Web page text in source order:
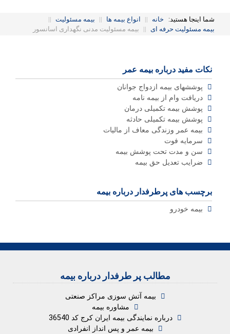
شما اینجا هستید: خانه || انواع بیمه ها || بیمه مسئولیت ||
بیمه مسئولیت حرفه ای || بیمه مسئولیت مدنی نگهداری اسانسور
نکات مفید درباره بیمه عمر
پوششهای بیمه ازدواج جوانان
دریافت وام از بیمه نامه
پوشش بیمه تکمیلی درمان
پوشش بیمه تکمیلی حادثه
بیمه عمر وزندگی معاف از مالیات
سرمایه فوت
سن و مدت تحت پوشش بیمه
ضرایب تعدیل حق بیمه
برچسب های پرطرفدار درباره بیمه
بیمه خودرو
مطالب پر طرفدار درباره بیمه
بیمه آتش سوزی مراکز صنعتی
مشاوره بیمه
درباره نمایندگی بیمه ایران کرج کد 36540
بیمه عمر و پس انداز انفرادی